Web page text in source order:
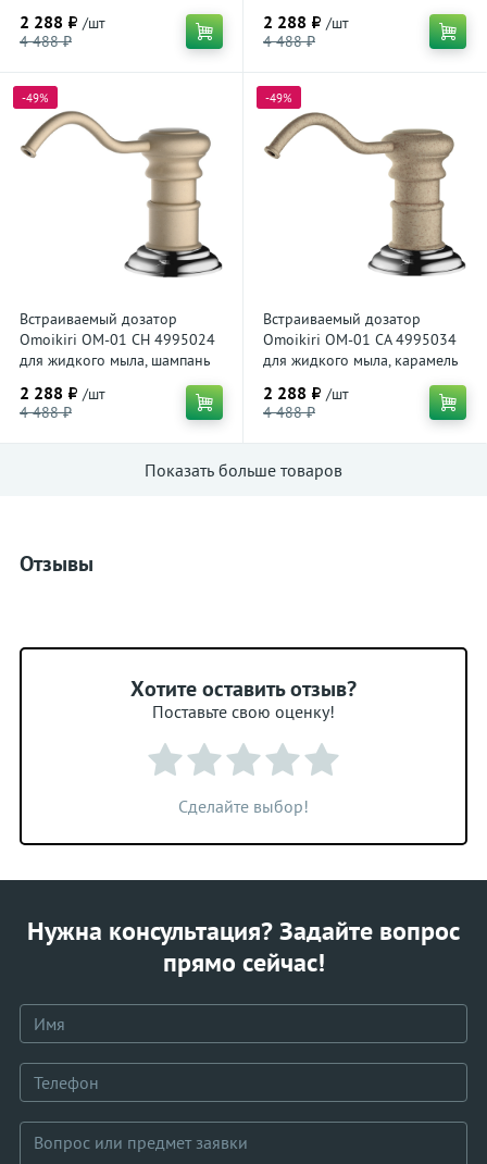
2 288 ₽ /шт
4 488 ₽
2 288 ₽ /шт
4 488 ₽
-49%
Встраиваемый дозатор
Omoikiri OM-01 CH 4995024
для жидкого мыла, шампань
2 288 ₽ /шт
4 488 ₽
-49%
Встраиваемый дозатор
Omoikiri OM-01 CA 4995034
для жидкого мыла, карамель
2 288 ₽ /шт
4 488 ₽
Показать больше товаров
Отзывы
Хотите оставить отзыв?
Поставьте свою оценку!
Сделайте выбор!
Нужна консультация? Задайте вопрос
прямо сейчас!